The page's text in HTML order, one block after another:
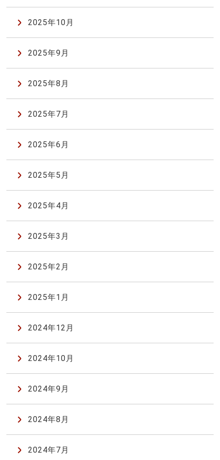
2025年10月
2025年9月
2025年8月
2025年7月
2025年6月
2025年5月
2025年4月
2025年3月
2025年2月
2025年1月
2024年12月
2024年10月
2024年9月
2024年8月
2024年7月